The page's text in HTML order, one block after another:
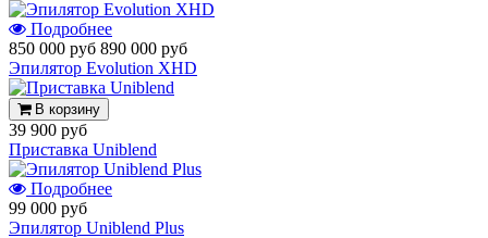
Подробнее
850 000 руб 890 000 руб
Эпилятор Evolution XHD
В корзину
39 900 руб
Приставка Uniblend
Подробнее
99 000 руб
Эпилятор Uniblend Plus